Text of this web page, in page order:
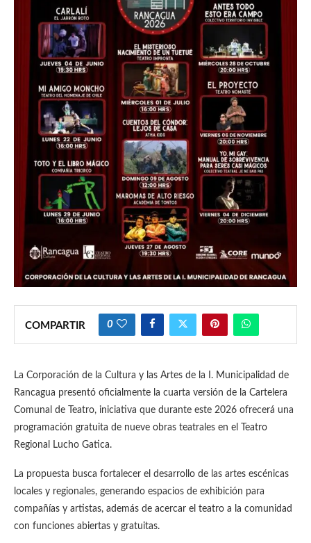
COMPARTIR 0
La Corporación de la Cultura y las Artes de la I. Municipalidad de
Rancagua presentó oficialmente la cuarta versión de la Cartelera
Comunal de Teatro, iniciativa que durante este 2026 ofrecerá una
programación gratuita de nueve obras teatrales en el Teatro
Regional Lucho Gatica.
La propuesta busca fortalecer el desarrollo de las artes escénicas
locales y regionales, generando espacios de exhibición para
compañías y artistas, además de acercar el teatro a la comunidad
con funciones abiertas y gratuitas.